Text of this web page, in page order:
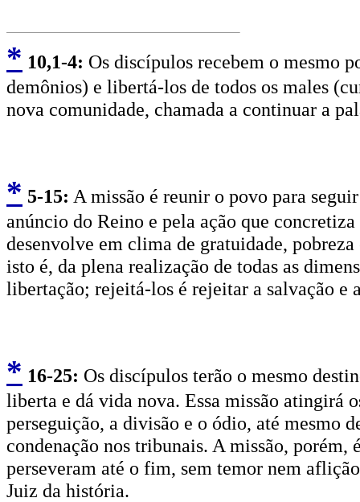
* 10,1-4: Os discípulos recebem o mesmo
demônios) e libertá-los de todos os males
nova comunidade, chamada a continuar a
* 5-15: A missão é reunir o povo para
anúncio do Reino e pela ação que
desenvolve em clima de gratuidade,
isto é, da plena realização de todas as
libertação; rejeitá-los é rejeitar a salvação e
* 16-25: Os discípulos terão o mesmo
liberta e dá vida nova. Essa missão atingirá
perseguição, a divisão e o ódio, até mesmo
condenação nos tribunais. A missão,
perseveram até o fim, sem temor nem
Juiz da história.